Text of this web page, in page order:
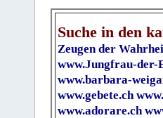
Suche in den
Zeugen der
www.Jungfrau-der-
www.barbara-
www.gebete.ch
www.adorare.ch